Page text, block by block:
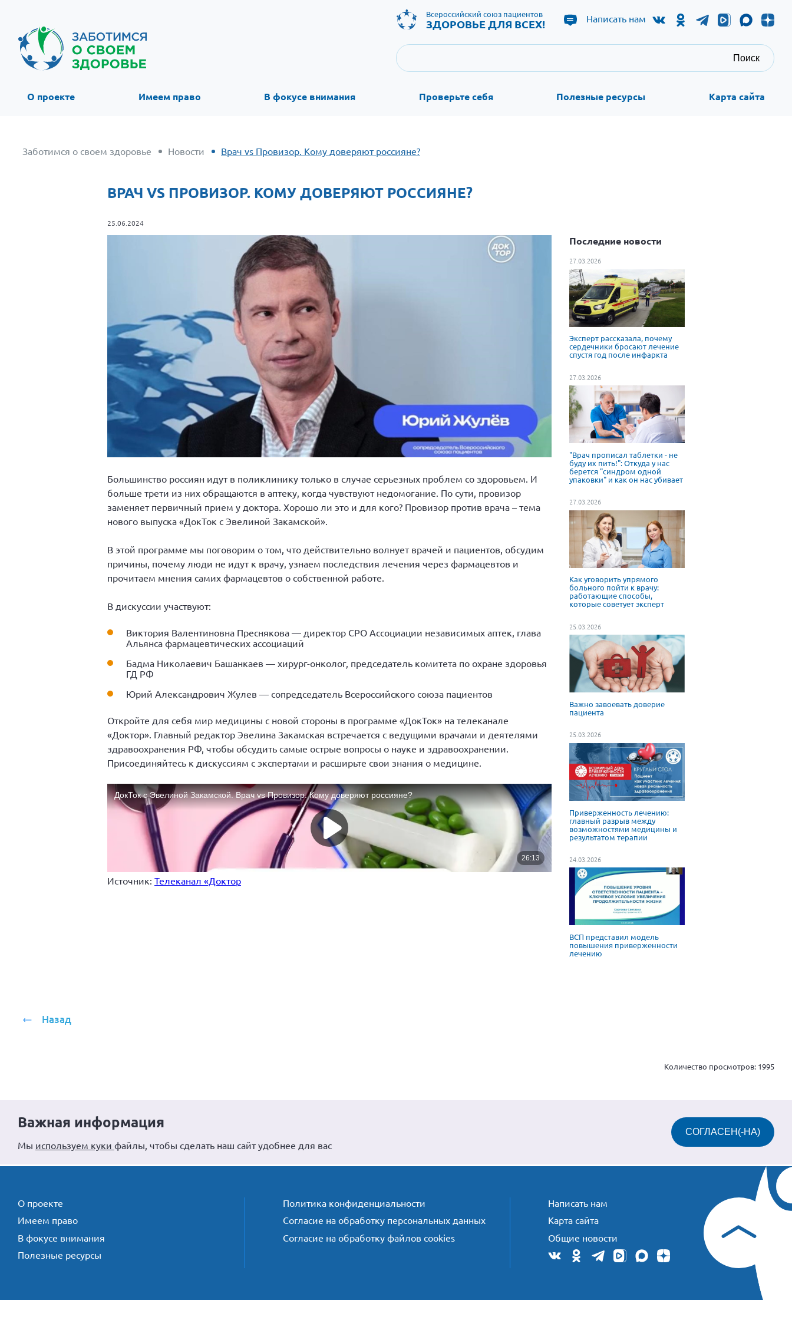
Всероссийский союз пациентов
ЗДОРОВЬЕ ДЛЯ ВСЕХ! Написать нам
Поиск
О проекте Имеем право В фокусе внимания Проверьте себя Полезные ресурсы Карта сайта
Заботимся о своем здоровье Новости Врач vs Провизор. Кому доверяют россияне?
ВРАЧ VS ПРОВИЗОР. КОМУ ДОВЕРЯЮТ РОССИЯНЕ?
25.06.2024
Большинство россиян идут в поликлинику только в случае серьезных проблем со здоровьем. И
больше трети из них обращаются в аптеку, когда чувствуют недомогание. По сути, провизор
заменяет первичный прием у доктора. Хорошо ли это и для кого? Провизор против врача – тема
нового выпуска «ДокТок с Эвелиной Закамской».
В этой программе мы поговорим о том, что действительно волнует врачей и пациентов, обсудим
причины, почему люди не идут к врачу, узнаем последствия лечения через фармацевтов и
прочитаем мнения самих фармацевтов о собственной работе.
В дискуссии участвуют:
Виктория Валентиновна Преснякова — директор СРО Ассоциации независимых аптек, глава
Альянса фармацевтических ассоциаций
Бадма Николаевич Башанкаев — хирург-онколог, председатель комитета по охране здоровья
ГД РФ
Юрий Александрович Жулев — сопредседатель Всероссийского союза пациентов
Откройте для себя мир медицины с новой стороны в программе «ДокТок» на телеканале
«Доктор». Главный редактор Эвелина Закамская встречается с ведущими врачами и деятелями
здравоохранения РФ, чтобы обсудить самые острые вопросы о науке и здравоохранении.
Присоединяйтесь к дискуссиям с экспертами и расширьте свои знания о медицине.
Источник: Телеканал «Доктор
Последние новости
27.03.2026
Эксперт рассказала, почему
сердечники бросают лечение
спустя год после инфаркта
27.03.2026
"Врач прописал таблетки - не
буду их пить!": Откуда у нас
берется "синдром одной
упаковки" и как он нас убивает
27.03.2026
Как уговорить упрямого
больного пойти к врачу:
работающие способы,
которые советует эксперт
25.03.2026
Важно завоевать доверие
пациента
25.03.2026
Приверженность лечению:
главный разрыв между
возможностями медицины и
результатом терапии
24.03.2026
ВСП представил модель
повышения приверженности
лечению
Назад
Количество просмотров: 1995
Важная информация
Мы используем куки файлы, чтобы сделать наш сайт удобнее для вас
СОГЛАСЕН(-НА)
О проекте
Имеем право
В фокусе внимания
Полезные ресурсы
Политика конфиденциальности
Согласие на обработку персональных данных
Согласие на обработку файлов cookies
Написать нам
Карта сайта
Общие новости